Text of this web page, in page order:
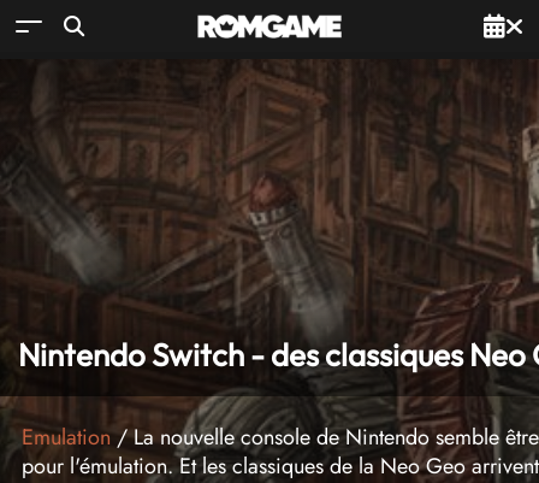
Nintendo Switch - des classiques
Emulation/ La nouvelle console de Nintendo semble
pour l'émulation. Et les classiques de la Neo Geo